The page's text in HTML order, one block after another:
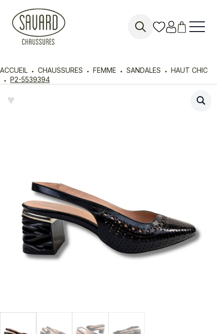
ACCUEIL CHAUSSURES FEMME SANDALES
HAUT CHIC
P2-5539394
♥︎